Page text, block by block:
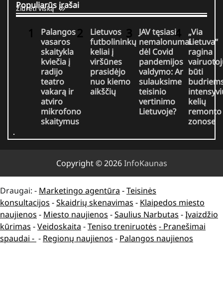
Populiarūs įrašai
Žiūrėti viską
Palangos
vasaros
skaitykla
kviečia į
radijo
teatro
vakarą ir
atviro
mikrofono
skaitymus
Lietuvos
futbolininkų
keliai į
viršūnes
prasidėjo
nuo kiemo
aikščių
JAV tęsiasi
nemalonumai
dėl Covid
pandemijos
valdymo: Ar
sulauksime
teisinio
vertinimo
Lietuvoje?
„Via
Lietuva“
ragina
būti
kelių
remonto
zonose
Copyright © 2026InfoKaunas
Draugai: - Marketingo agentūra -Teisinės
konsultacijos -Skaidrių skenavimas - Klaipedos miesto
naujienos - Miesto naujienos -Saulius Narbutas -Įvaizdžio
kūrimas -Veidoskaita -Teniso treniruotės - Pranešimai
spaudai - - Regionų naujienos - Palangos naujienos